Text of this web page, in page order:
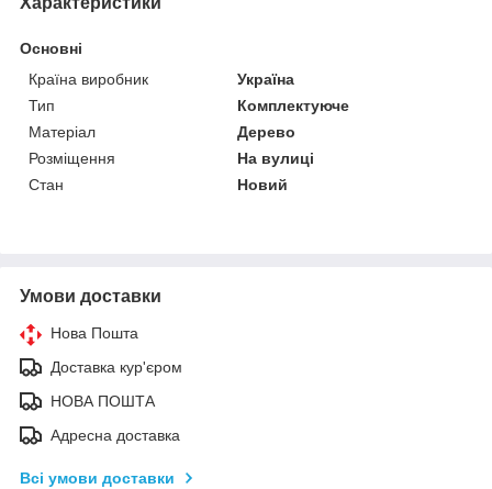
Основні
Країна виробник
Україна
Тип
Комплектуюче
Матеріал
Дерево
Розміщення
На вулиці
Стан
Новий
Умови доставки
Нова Пошта
Доставка кур'єром
НОВА ПОШТА
Адресна доставка
Всі умови доставки